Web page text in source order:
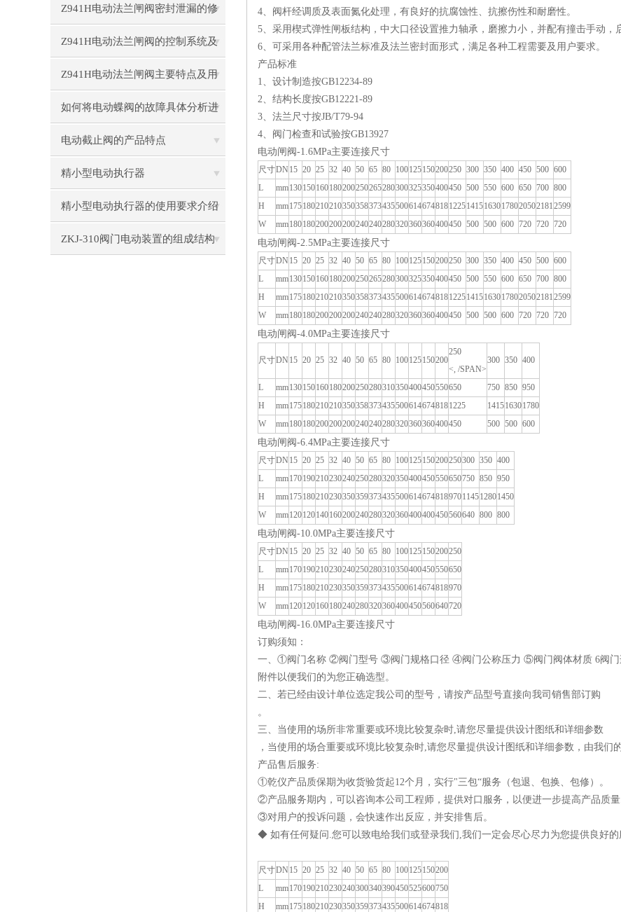
Z941H电动法兰闸阀密封泄漏的修
复技巧与预防措施
Z941H电动法兰闸阀的控制系统及
智能化发展趋势
Z941H电动法兰闸阀主要特点及用
途解析
如何将电动蝶阀的故障具体分析进
行处理
电动截止阀的产品特点
精小型电动执行器
精小型电动执行器的使用要求介绍
ZKJ-310阀门电动装置的组成结构
4、阀杆经调质及表面氮化处理，有良好的抗腐蚀性、抗擦伤性和耐磨性。
5、采用楔式弹性闸板结构，中大口径设置推力轴承，磨擦力小，并配有撞击手动，
6、可采用各种配管法兰标准及法兰密封面形式，满足各种工程需要及用户要求。
产品标准
1、设计制造按GB12234-89
2、结构长度按GB12221-89
3、法兰尺寸按JB/T79-94
4、阀门检查和试验按GB13927
电动闸阀-1.6MPa主要连接尺寸
尺寸DN 15 20 25 32 40 50 65 80 100125150200250 300 350 400 450 500 600
L
mm130150160180200250265280300325350400450 500 550 600 650 700 800
H
mm1751802102103503583734355006146748181225141516301780205021812599
W
mm180180200200200240240280320360360400450 500 500 600 720 720 720
电动闸阀-2.5MPa主要连接尺寸
尺寸DN 15 20 25 32 40 50 65 80 100125150200250 300 350 400 450 500 600
L
mm130150160180200250265280300325350400450 500 550 600 650 700 800
H
mm1751802102103503583734355006146748181225141516301780205021812599
W
mm180180200200200240240280320360360400450 500 500 600 720 720 720
电动闸阀-4.0MPa主要连接尺寸
尺寸DN 15 20 25 32 40 50 65 80 100125150200
250
<, /SPAN>
300 350 400
L mm130150160180200250280310350400450550650 750 850 950
H
mm1751802102103503583734355006146748181225 141516301780
W
mm180180200200200240240280320360360400450 500 500 600
电动闸阀-6.4MPa主要连接尺寸
尺寸DN 15 20 25 32 40 50 65 80 100125150200250300 350 400
L
mm170190210230240250280320350400450550650750 850 950
H
mm175180210230350359373435500614674818970114512801450
W
mm120120140160200240280320360400400450560640 800 800
电动闸阀-10.0MPa主要连接尺寸
尺寸DN 15 20 25 32 40 50 65 80 100125150200250
L
mm170190210230240250280310350400450550650
H
mm175180210230350359373435500614674818970
W
mm120120160180240280320360400450560640720
电动闸阀-16.0MPa主要连接尺寸
订购须知：
一、①阀门名称 ②阀门型号 ③阀门规格口径 ④阀门公称压力 ⑤阀门阀体材质 6阀
附件以便我们的为您正确选型。
二、若已经由设计单位选定我公司的型号，请按产品型号直接向我司销售部订购
。
三、当使用的场所非常重要或环境比较复杂时,请您尽量提供设计图纸和详细参数
，当使用的场合重要或环境比较复杂时,请您尽量提供设计图纸和详细参数，由我们
产品售后服务:
①乾仪产品质保期为收货验货起12个月，实行"三包“服务（包退、包换、包修）。
②产品服务期内，可以咨询本公司工程师，提供对口服务，以便进一步提高产品质量
③对用户的投诉问题，会快速作出反应，并安排售后。
◆ 如有任何疑问.您可以致电给我们或登录我们,我们一定会尽心尽力为您提供良好的
尺寸DN 15 20 25 32 40 50 65 80 100125150200
L
mm170190210230240300340390450525600750
H
mm175180210230350359373435500614674818